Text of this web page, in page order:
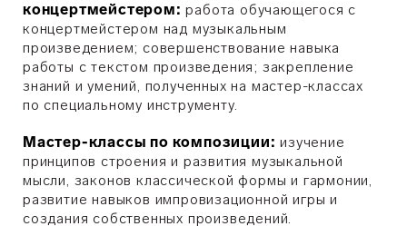
концертмейстером: работа обучающегося с
концертмейстером над музыкальным
произведением; совершенствование навыка
работы с текстом произведения; закрепление
знаний и умений, полученных на мастер-классах
по специальному инструменту.
Мастер-классы по композиции: изучение
принципов строения и развития музыкальной
мысли, законов классической формы и гармонии,
развитие навыков импровизационной игры и
создания собственных произведений.